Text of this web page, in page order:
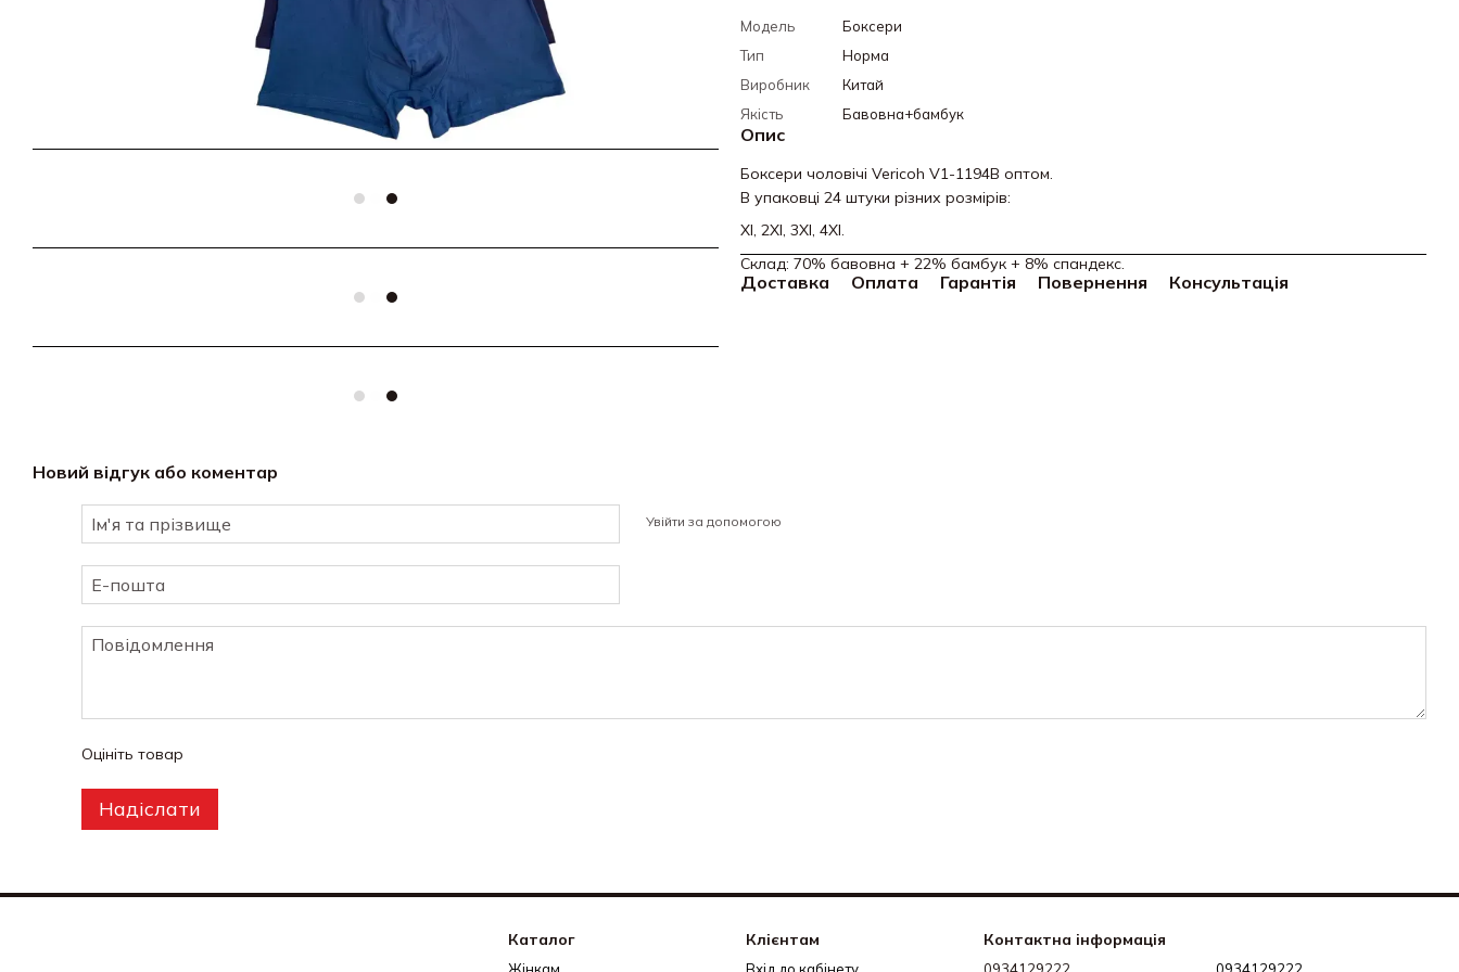
Модель
Боксери
Тип
Норма
Виробник
Китай
Якість
Бавовна+бамбук
Опис
Боксери чоловічі Vericoh V1-1194B оптом.
В упаковці 24 штуки різних розмірів:
Xl, 2Xl, 3Xl, 4Xl.
Склад: 70% бавовна + 22% бамбук + 8% спандекс.
Доставка Оплата Гарантія Повернення Консультація
Новий відгук або коментар
Увійти за допомогою
Оцініть товар
Надіслати
Каталог Клієнтам Контактна інформація